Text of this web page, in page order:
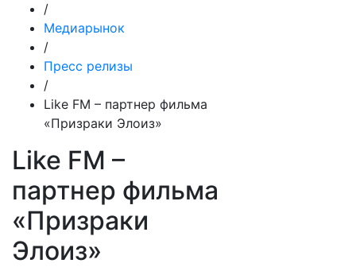
/
Медиарынок
/
Пресс релизы
/
Like FM – партнер фильма
«Призраки Элоиз»
Like FM –
партнер фильма
«Призраки
Элоиз»